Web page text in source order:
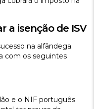
a isenção de ISV
na alfândega.
com os seguintes
e o NIF português